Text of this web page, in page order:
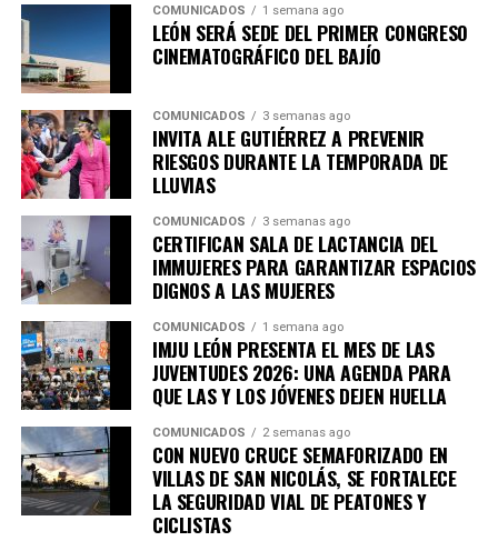
A estas acciones se suma el trabajo del Consejo
Consultivo Indígena Municipal, que entre junio de 2024
y junio de 2026 realizó 17 sesiones ordinarias y 20 mesas
de trabajo, donde participaron representantes de
distintos pueblos indígenas para analizar sus
necesidades y construir propuestas en materia
económica, social y cultural.
El Gobierno Municipal refrenda su compromiso de
preservar las raíces, para que las tradiciones
encuentren nuevos mercados, los emprendimientos
cultural continúe siendo parte de la identidad y riqueza
de León.
La ciudadanía puede consultar la cartelera completa,
así como las fechas, horarios y sedes de las próximas
actividades, a través de las redes sociales oficiales del
IMJU León.
COMUNICADOS 1 semana ago
LEÓN SERÁ SEDE DEL PRIMER CONGRESO
CINEMATOGRÁFICO DEL BAJÍO
COMUNICADOS 3 semanas ago
INVITA ALE GUTIÉRREZ A PREVENIR
RIESGOS DURANTE LA TEMPORADA DE
LLUVIAS
COMUNICADOS 3 semanas ago
CERTIFICAN SALA DE LACTANCIA DEL
IMMUJERES PARA GARANTIZAR ESPACIOS
DIGNOS A LAS MUJERES
COMUNICADOS 1 semana ago
IMJU LEÓN PRESENTA EL MES DE LAS
JUVENTUDES 2026: UNA AGENDA PARA
QUE LAS Y LOS JÓVENES DEJEN HUELLA
COMUNICADOS 2 semanas ago
CON NUEVO CRUCE SEMAFORIZADO EN
VILLAS DE SAN NICOLÁS, SE FORTALECE
LA SEGURIDAD VIAL DE PEATONES Y
CICLISTAS